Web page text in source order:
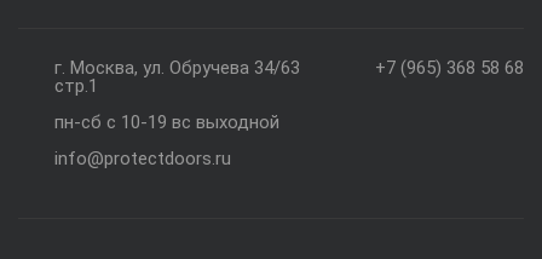
+7 (965) 368 58 68
г. Москва, ул. Обручева 34/63
стр.1
пн-сб с 10-19 вс выходной
info@protectdoors.ru